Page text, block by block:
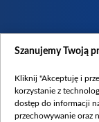
Szanujemy Twoją
Kliknij "Akceptuję i
korzystanie z
dostęp do informacji
przechowywanie oraz